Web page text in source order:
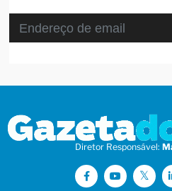
Diretor Responsável: